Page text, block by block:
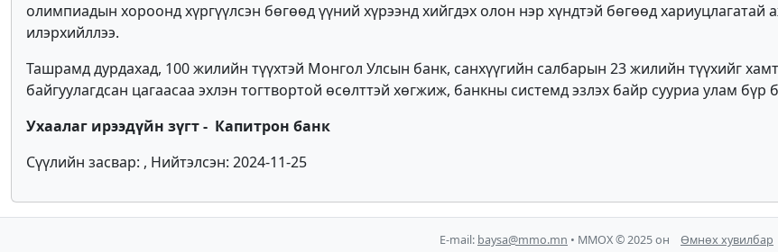
олимпиадын хороонд хүргүүлсэн бөгөөд үүний хүрээнд хийгдэх олон нэр хүндтэй бөгөөд
илэрхийллээ.
Ташрамд дурдахад, 100 жилийн түүхтэй Монгол Улсын банк, санхүүгийн салбарын 23 жилийн түүхийг
байгуулагдсан цагаасаа эхлэн тогтвортой өсөлттэй хөгжиж, банкны системд эзлэх байр сууриа улам бүр
Ухаалаг ирээдүйн зүгт - Капитрон банк
Сүүлийн засвар: , Нийтэлсэн: 2024-11-25
E-mail: baysa@mmo.mn • ММОХ © 2025 он Өмнөх хувилбар